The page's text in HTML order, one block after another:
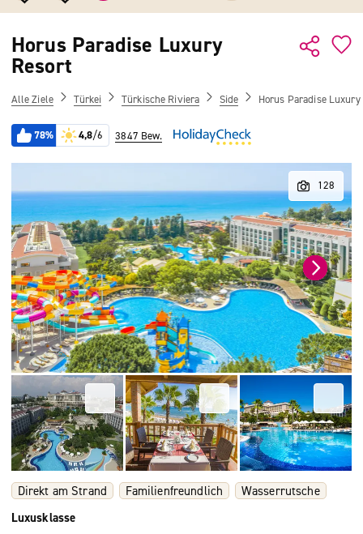
Horus Paradise Luxury
Resort
Alle Ziele Türkei Türkische Riviera Side Horus Paradise Luxury
78% 4,8/6 3847 Bew.
Direkt am Strand Familienfreundlich
Wasserrutsche
Luxusklasse